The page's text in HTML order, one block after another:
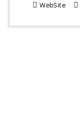
WebSite